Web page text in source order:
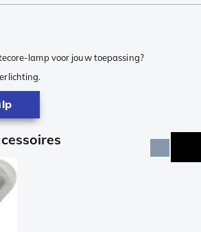
lamp voor jouw toepassing?